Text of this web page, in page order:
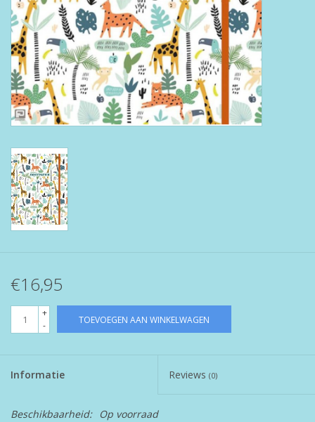
Collectables
Wannahaves
TekstKado
Wens & Postkaarten
Feest
Merken
€16,95
+
-
TOEVOEGEN AAN WINKELWAGEN
Informatie Reviews (0)
Beschikbaarheid: Op voorraad